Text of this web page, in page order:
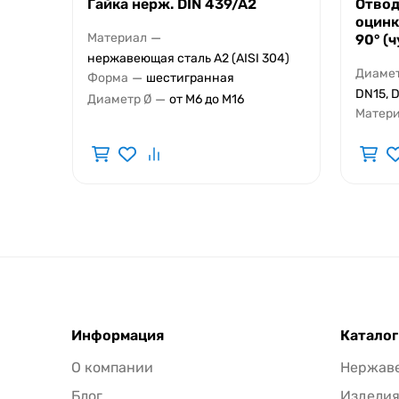
Гайка нерж. DIN 439/A2
Материал —
нержавеющая сталь A2 (AISI 304)
Форма — шестигранная
Диаметр Ø — от М6 до М16
90°
DN15,
Информация
О компании
Блог
Каталог
Изделия